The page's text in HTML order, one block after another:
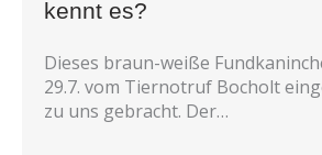
kennt es?
Dieses braun-weiße
29.7. vom Tiernotruf Bocholt
zu uns gebracht. Der…